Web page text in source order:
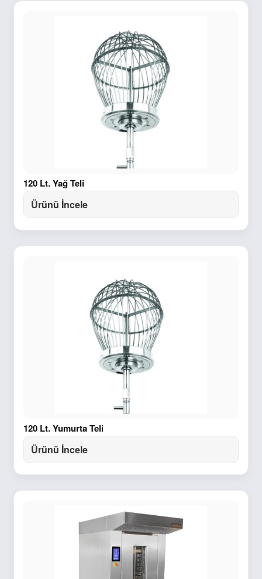
120 Lt. Yağ Teli
Ürünü İncele
120 Lt. Yumurta Teli
Ürünü İncele